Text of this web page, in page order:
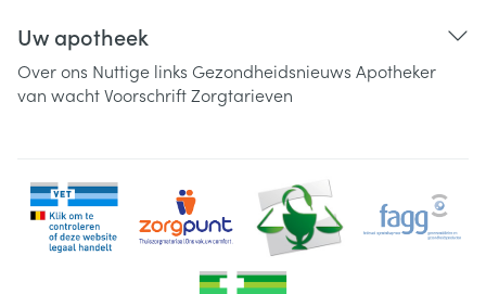
Uw apotheek
Over ons Nuttige links Gezondheidsnieuws Apotheker
van wachtVoorschriftZorgtarieven